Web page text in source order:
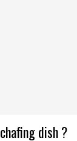
dish ?